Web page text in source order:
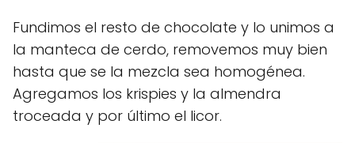
Fundimos el resto de chocolate y lo unimos a
la manteca de cerdo, removemos muy bien
hasta que se la mezcla sea homogénea.
Agregamos los krispies y la almendra
troceada y por último el licor.